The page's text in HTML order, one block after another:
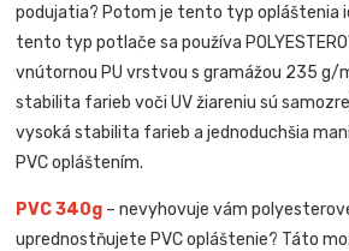
podujatia? Potom je tento typ opláštenia
tento typ potlače sa používa
vnútornou PU vrstvou s gramážou 235 g/
stabilita farieb voči UV žiareniu sú
vysoká stabilita farieb a jednoduchšia
PVC opláštením.
PVC 340g – nevyhovuje vám
uprednostňujete PVC opláštenie? Táto